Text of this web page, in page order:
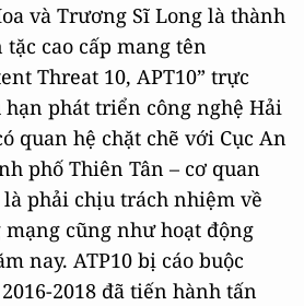
và Trương Sĩ Long là thành
cao cấp mang tên
Threat 10, APT10” trực
hạn phát triển công nghệ Hải
quan hệ chặt chẽ với Cục An
phố Thiên Tân – cơ quan
phải chịu trách nhiệm về
cũng như hoạt động
nay. ATP10 bị cáo buộc
2018 đã tiến hành tấn